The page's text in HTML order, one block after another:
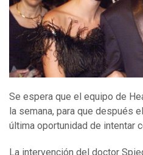
Se espera que el equipo de
la semana, para que después
última oportunidad de intentar
La intervención del doctor